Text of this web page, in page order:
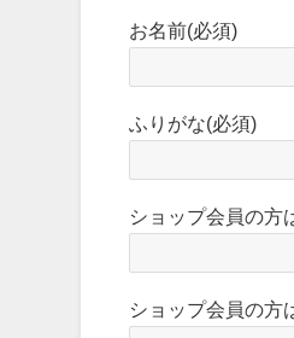
お名前(必須)
ふりがな(必須)
ショップ会員の方
ショップ会員の方